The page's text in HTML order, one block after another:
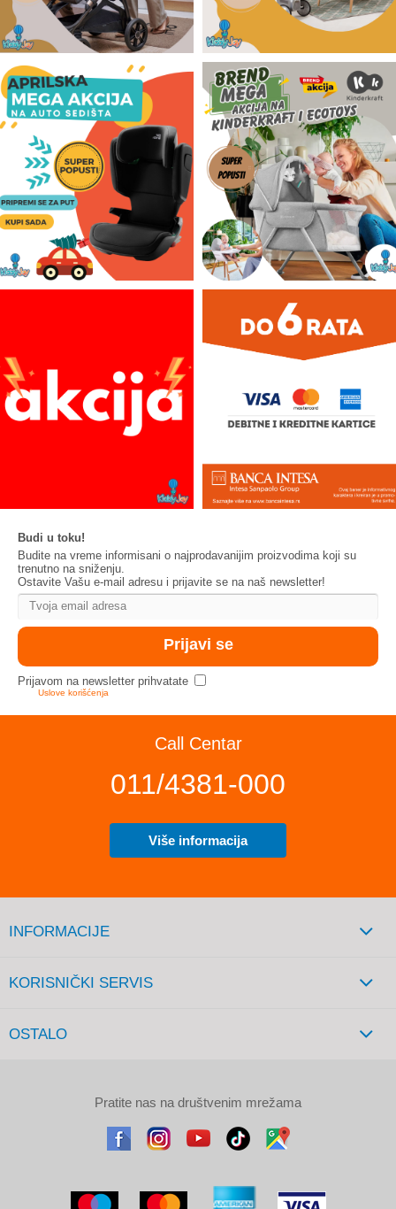
Budi u toku!
Budite na vreme informisani o najprodavanijim proizvodima koji su
trenutno na sniženju.
Ostavite Vašu e-mail adresu i prijavite se na naš newsletter!
Prijavom na newsletter prihvatate
Uslove korišćenja
Call Centar
011/4381-000
Više informacija
INFORMACIJE
KORISNIČKI SERVIS
OSTALO
Pratite nas na društvenim mrežama